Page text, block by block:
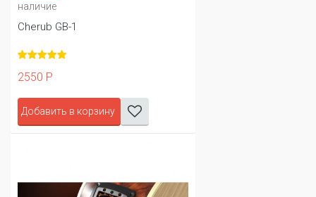
наличие
Cherub GB-1
2550 Р
Добавить в корзину